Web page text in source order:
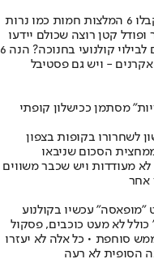
נרות
קטן רוצה שכולם יידעו
שהוא הרבה יותר • רוצים לקחת את הילדים לבילוי קולנועי בחנוכה? הנה 6
- ויש גם פסטיבל
מסתמן ככישלון קופתי
לשחרורו בקופות בצפון
ממחצית הסכום שניבאו
לא מעודדות ויש שכבר משווים
אחר
עכשיו בקולנוע
לא מעט כוכבים, פסקול
סוחפת • כל אלה לא יעזרו
הסופית לא רעה